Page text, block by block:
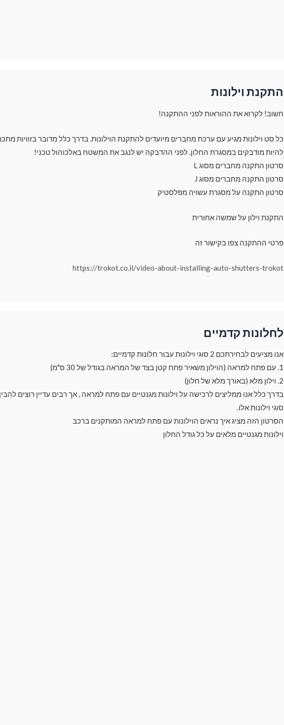
התקנת וילונות
חשוב! לקרוא את ההוראות לפני ההתקנה!
כל סט וילונות מגיע עם ערכת מחברים מיועדים להתקנת הוילונות. בדרך כלל מדובר בזוויות
להיות מודבקים במסגרת החלון. לפני ההדבקה יש לנגב את המשטח באלכוהול טכני!
סרטון התקנה מחברים מסוג L
סרטון התקנה מחברים מסוג J
סרטון התקנה על מסגרת עשויה מפלסטיק
התקנת וילון על שמשה אחורית
פרטי ההתקנה צפו בקישור זה
https://trokot.co.il/video-about-installing-auto-shutters-trokot
לחלונות קדמיים
אנו מציעים לבחירתכם 2 סוגי וילונות עבור חלונות קדמיים:
1. עם פתח למראה (הוילון משאיר פתח קטן בצד של המראה בגודל של 30 ס"מ)
2. וילון מלא (באורך מלא של חלון)
סוגי וילונות אלו.
הסרטון הזה מציג איך נראים הוילונות עם פתח למראה המותקנים ברכב
וילונות מגנטיים מלאים על כל גודל החלון